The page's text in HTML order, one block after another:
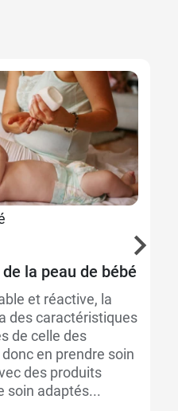
la peau de bébé
et réactive, la
des caractéristiques
de celle des
en prendre soin
des produits
soin adaptés...